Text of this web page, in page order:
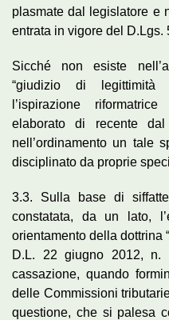
plasmate dal legislatore e
entrata in vigore del D.Lgs.
Sicché non esiste
“giudizio di legittimità
l’ispirazione
elaborato di recente
nell’ordinamento un tale
disciplinato da proprie
3.3. Sulla base di
constatata, da un lato,
orientamento della dottrina
D.L. 22 giugno 2012,
cassazione, quando
delle Commissioni
questione, che si palesa